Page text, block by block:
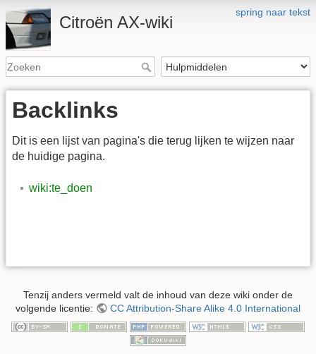
spring naar tekst
Citroën AX-wiki
Backlinks
Dit is een lijst van pagina's die terug lijken te wijzen naar
de huidige pagina.
wiki:te_doen
Tenzij anders vermeld valt de inhoud van deze wiki onder de
volgende licentie:
CC Attribution-Share Alike 4.0 International